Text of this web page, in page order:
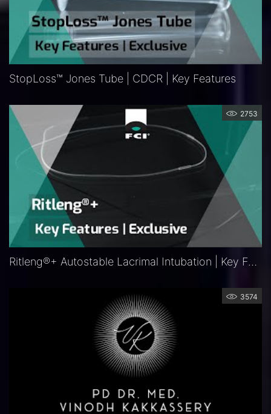
StopLoss™ Jones Tube | CDCR | Key Features
2753
Ritleng®+ Autostable Lacrimal Intubation | Key Features
3574